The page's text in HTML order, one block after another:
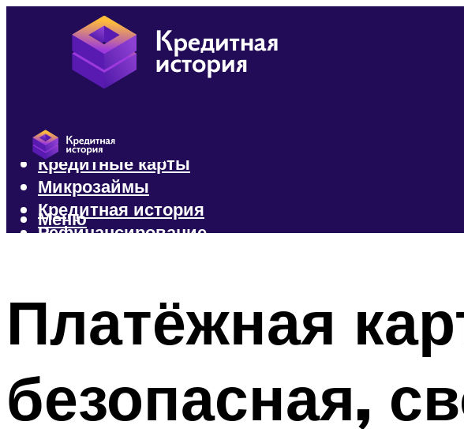
Кредиты
Кредитные карты
Микрозаймы
Кредитная история
Рефинансирование
Меню
Платёжная
безопасная,